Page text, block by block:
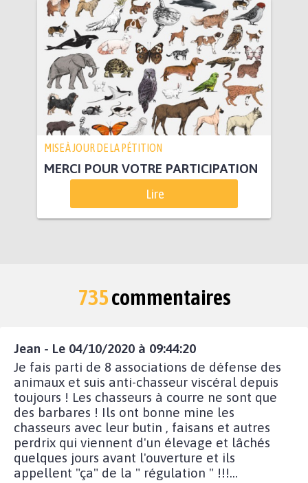
MISE À JOUR DE LA PÉTITION
MERCI POUR VOTRE PARTICIPATION
Lire
735commentaires
Jean - Le 04/10/2020 à 09:44:20
Je fais parti de 8 associations de défense des
animaux et suis anti-chasseur viscéral depuis
toujours ! Les chasseurs à courre ne sont que
des barbares ! Ils ont bonne mine les
chasseurs avec leur butin , faisans et autres
perdrix qui viennent d'un élevage et lâchés
quelques jours avant l'ouverture et ils
appellent "ça" de la " régulation " !!!...